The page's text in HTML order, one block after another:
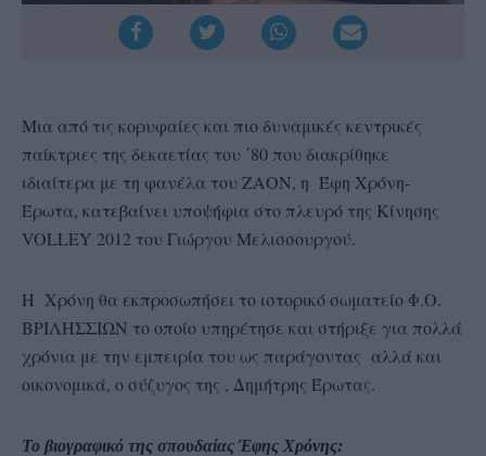
Μια από τις κορυφαίες και πιο δυναμικές κεντρικές
παίκτριες της δεκαετίας του ΄80 που διακρίθηκε
ιδιαίτερα με τη φανέλα του ΖΑΟΝ, η Έφη Χρόνη-
Έρωτα, κατεβαίνει υποψήφια στο πλευρό της Κίνησης
VOLLEY 2012 του Γιώργου Μελισσουργού.
Η Χρόνη θα εκπροσωπήσει το ιστορικό σωματείο Φ.Ο.
ΒΡΙΛΗΣΣΙΩΝ το οποίο υπηρέτησε και στήριξε για πολλά
χρόνια με την εμπειρία του ως παράγοντας αλλά και
οικονομικά, ο σύζυγος της , Δημήτρης Έρωτας.
Το βιογραφικό της σπουδαίας Έφης Χρόνης: